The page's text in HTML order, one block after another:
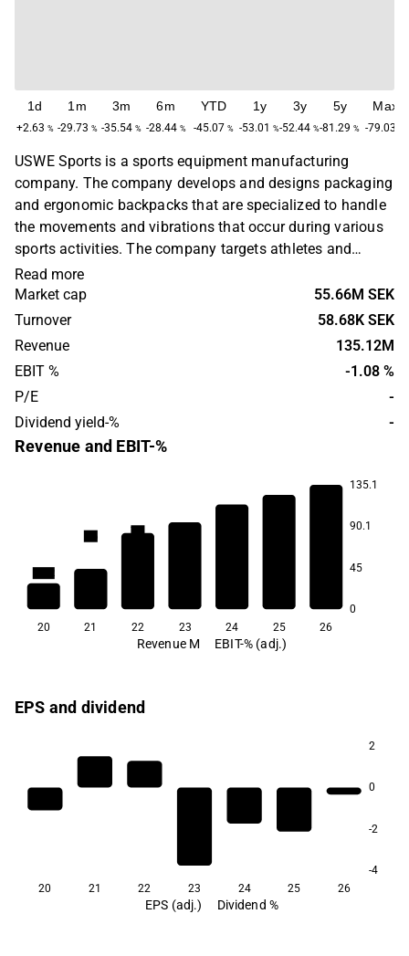
1d
+2.63 %
1m
-29.73 %
3m
-35.54 %
6m
-28.44 %
YTD
-45.07 %
1y
-53.01 %
3y
-52.44 %
5y
-81.29 %
Max
-79.03
USWE Sports is a sports equipment manufacturing
company. The company develops and designs packaging
and ergonomic backpacks that are specialized to handle
the movements and vibrations that occur during various
sports activities. The company targets athletes and
outdoor enthusiasts with a focus on running, cycling,
motorsport and outdoor activities. The company is
headquartered in Malmö.
Read more
Market cap
55.66M SEK
Turnover
58.68K SEK
Revenue
135.12M
EBIT %
-1.08 %
P/E
-
Dividend yield-%
-
Revenue and EBIT-%
135.1
90.1
45
0
-13.2
7.0
20 21 22 23 24 25 26
Revenue M EBIT-% (adj.)
EPS and dividend
2
0
-2
-4
20
21 22 23 24 25 26
EPS (adj.) Dividend %